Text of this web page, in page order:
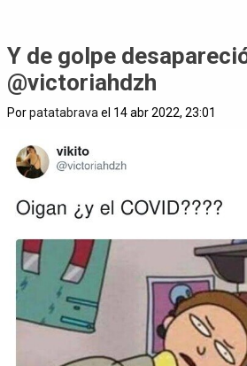
Y de golpe
@victoriahdzh
Porpatatabravael 14 abr 2022, 23:01